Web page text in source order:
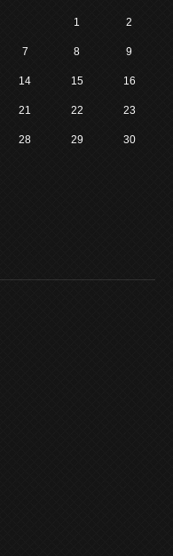
1 2
7 8 9
14 15 16
21 22 23
28 29 30